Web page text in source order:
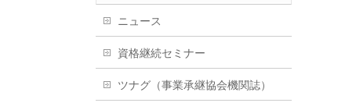
ニュース
資格継続セミナー
ツナグ（事業承継協会機関誌）